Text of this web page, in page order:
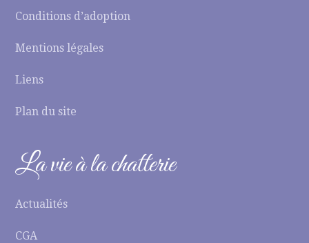
Conditions d’adoption
Mentions légales
Liens
Plan du site
La vie à la chatterie
Actualités
CGA